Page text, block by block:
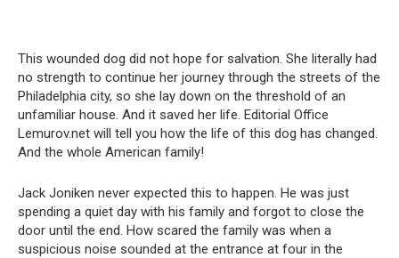
This wounded dog did not hope for salvation. She literally had
no strength to continue her journey through the streets of the
Philadelphia city, so she lay down on the threshold of an
unfamiliar house. And it saved her life. Editorial Office
Lemurov.net will tell you how the life of this dog has changed.
And the whole American family!
Jack Joniken never expected this to happen. He was just
spending a quiet day with his family and forgot to close the
door until the end. How scared the family was when a
suspicious noise sounded at the entrance at four in the